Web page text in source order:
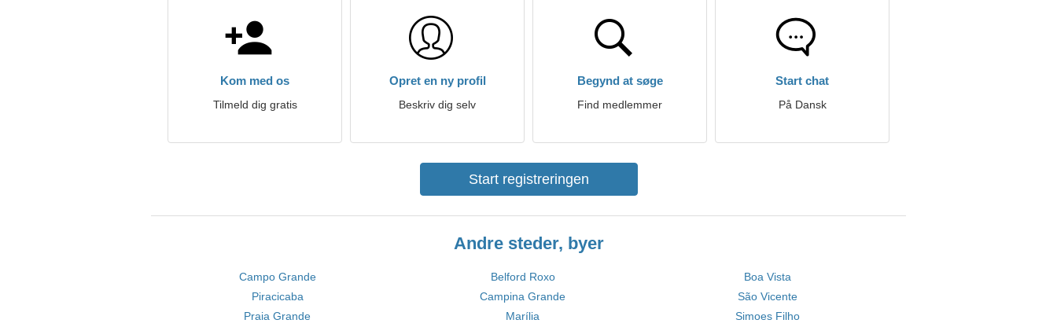
Kom med os
Tilmeld dig gratis
Opret en ny profil
Beskriv dig selv
Begynd at søge
Find medlemmer
Start chat
På Dansk
Start registreringen
Andre steder, byer
Campo Grande Belford Roxo
Boa Vista
Piracicaba
Campina Grande
São Vicente
Praia Grande
Marília Simoes Filho